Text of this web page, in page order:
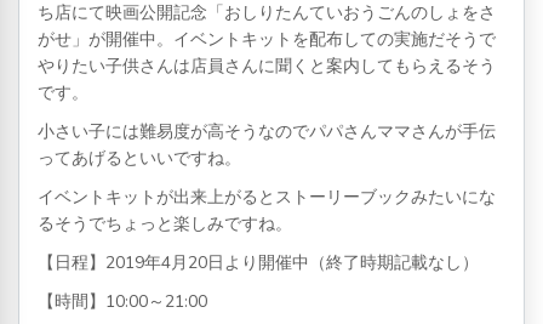
ち店にて映画公開記念「おしりたんていおうごんのしょをさ
がせ」が開催中。イベントキットを配布しての実施だそうで
やりたい子供さんは店員さんに聞くと案内してもらえるそう
です。
小さい子には難易度が高そうなのでパパさんママさんが手伝
ってあげるといいですね。
イベントキットが出来上がるとストーリーブックみたいにな
るそうでちょっと楽しみですね。
【日程】2019年4月20日より開催中（終了時期記載なし）
【時間】10:00～21:00